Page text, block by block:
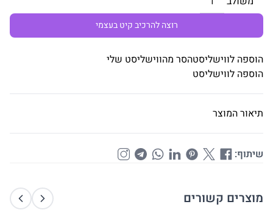
רוצה להרכיב קיט בעצמי
הוספה לווישליסטהסר מהווישליסט שלי
הוספה לווישליסט
תיאור המוצר
שיתוף:
מוצרים קשורים